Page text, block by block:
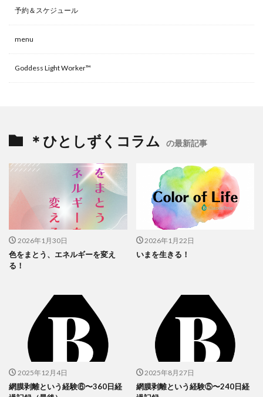
予約＆スケジュール
menu
Goddess Light Worker™
＊ひとしずくコラム の最新記事
2026年1月30日
色をまとう、エネルギーを変え
る！
2026年1月22日
いまを生きる！
2025年12月4日
網膜剥離という経験⑥〜360日経
2025年8月27日
網膜剥離という経験⑤〜240日経